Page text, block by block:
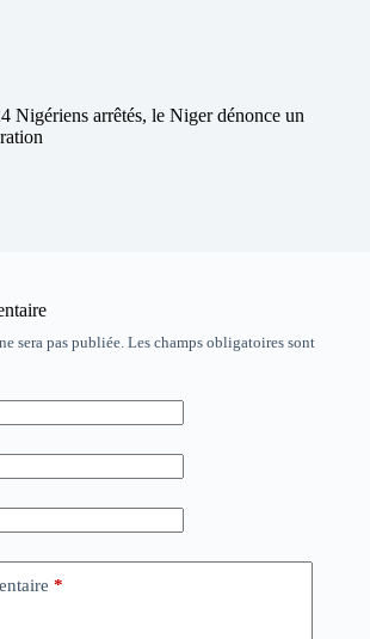
Nigériens arrêtés, le Niger dénonce un
sera pas publiée. Les champs obligatoires sont
*